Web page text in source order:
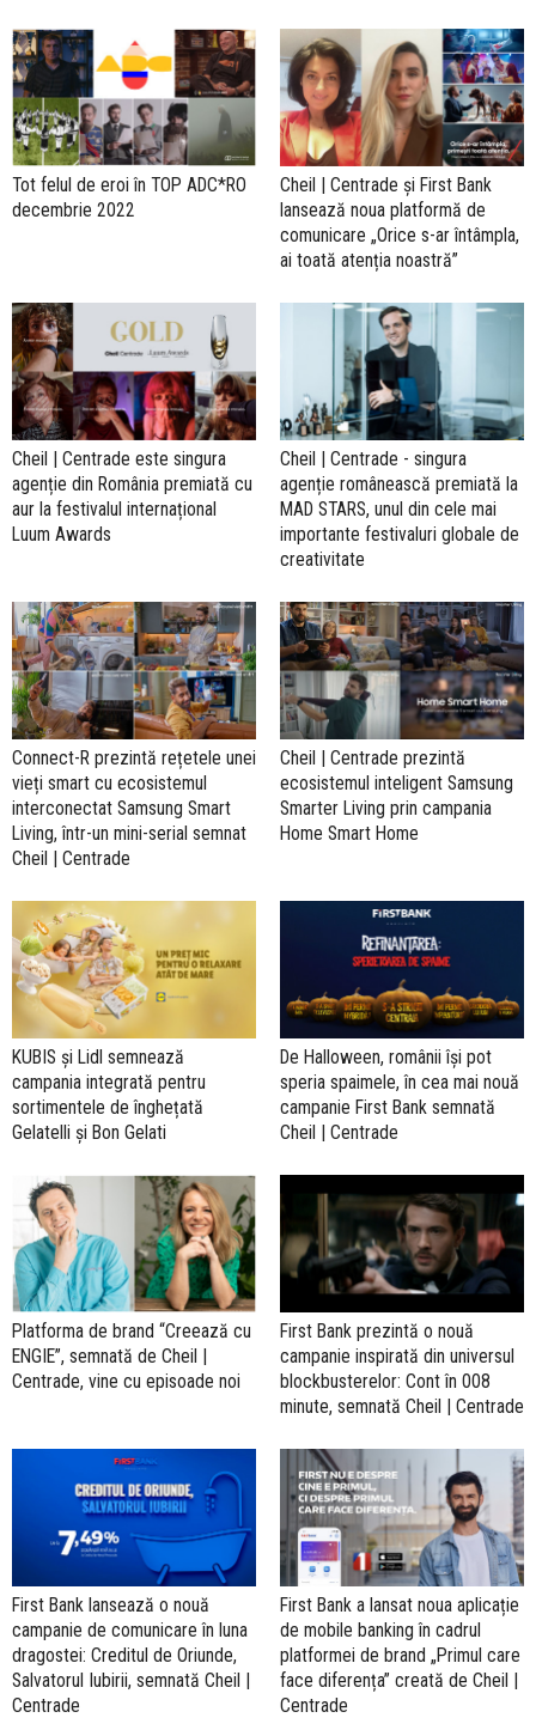
Tot felul de eroi în TOP ADC*RO
decembrie 2022
Cheil | Centrade și First Bank
lansează noua platformă de
comunicare „Orice s-ar întâmpla,
ai toată atenția noastră”
Cheil | Centrade este singura
agenție din România premiată cu
aur la festivalul internațional
Luum Awards
Cheil | Centrade - singura
agenție românească premiată la
MAD STARS, unul din cele mai
importante festivaluri globale de
creativitate
Connect-R prezintă rețetele unei
vieți smart cu ecosistemul
interconectat Samsung Smart
Living, într-un mini-serial semnat
Cheil | Centrade
Cheil | Centrade prezintă
ecosistemul inteligent Samsung
Smarter Living prin campania
Home Smart Home
KUBIS și Lidl semnează
campania integrată pentru
sortimentele de înghețată
Gelatelli și Bon Gelati
De Halloween, românii își pot
speria spaimele, în cea mai nouă
campanie First Bank semnată
Cheil | Centrade
Platforma de brand “Creează cu
ENGIE”, semnată de Cheil |
Centrade, vine cu episoade noi
First Bank prezintă o nouă
campanie inspirată din universul
blockbusterelor: Cont în 008
minute, semnată Cheil | Centrade
First Bank lansează o nouă
campanie de comunicare în luna
dragostei: Creditul de Oriunde,
Salvatorul Iubirii, semnată Cheil |
Centrade
First Bank a lansat noua aplicație
de mobile banking în cadrul
platformei de brand „Primul care
face diferența” creată de Cheil |
Centrade